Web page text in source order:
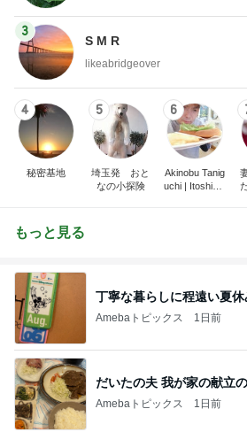
3
S M R
likeabridgeover
4
秘密基地
5
埼玉発 おと
なの小探険
6
Akinobu Tanig
uchi | Itoshima
もっと見る
丁寧な暮らしに程遠い夏休
Amebaトピックス 1日前
だいたの夫 我が家の献立
Amebaトピックス 1日前